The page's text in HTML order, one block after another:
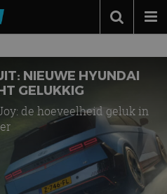
NIEUWE HYUNDAI
GELUKKIG
de hoeveelheid geluk in